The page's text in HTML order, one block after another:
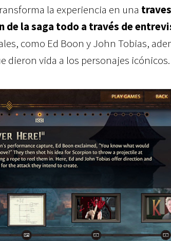
la experiencia en una
la saga todo a través de
como Ed Boon y John Tobias,
dieron vida a los personajes icónicos.